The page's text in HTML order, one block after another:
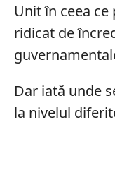
Unit în ceea
ridicat de
Dar iată unde
la nivelul